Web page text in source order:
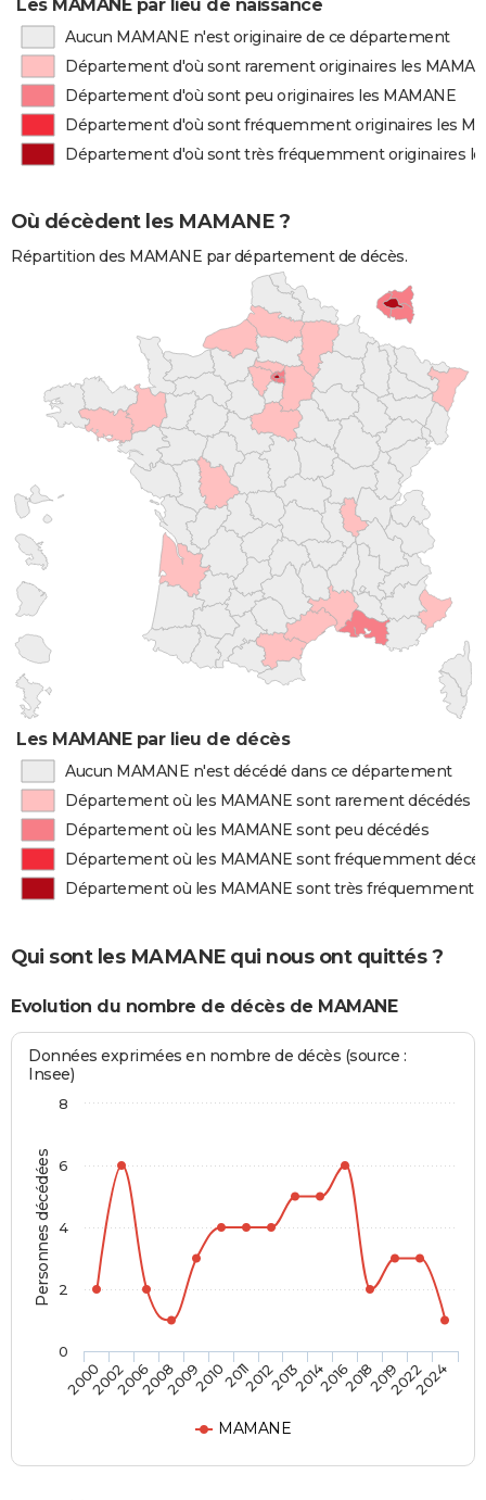
Les MAMANE par lieu de naissance
Aucun MAMANE n'est originaire de ce département
Département d'où sont rarement originaires les
Département d'où sont peu originaires les MAMANE
Département d'où sont fréquemment originaires les
Département d'où sont très fréquemment originaires
Où décèdent les MAMANE ?
Répartition des MAMANE par département de décès.
Les MAMANE par lieu de décès
Aucun MAMANE n'est décédé dans ce département
Département où les MAMANE sont rarement décédés
Département où les MAMANE sont peu décédés
Département où les MAMANE sont fréquemment
Département où les MAMANE sont très fréquemment
Qui sont les MAMANE qui nous ont quittés ?
Evolution du nombre de décès de MAMANE
Personnes décédées
Données exprimées en nombre de décès (source :
Insee)
MAMANE
200020022006200820092010201120122013201420162018201920222024
0
2
4
6
8